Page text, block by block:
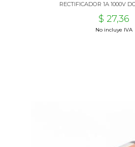
RECTIFICADOR 1A 1000V
$ 27,36
No incluye IVA